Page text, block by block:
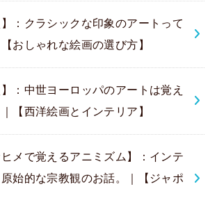
】：クラシックな印象のアートって
おしゃれな絵画の選び方】
】：中世ヨーロッパのアートは覚え
【西洋絵画とインテリア】
ヒメで覚えるアニミズム】：インテ
始的な宗教観のお話。｜【ジャポ